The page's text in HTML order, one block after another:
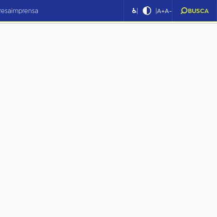
imprensa ♿| |A+A- BUSCA